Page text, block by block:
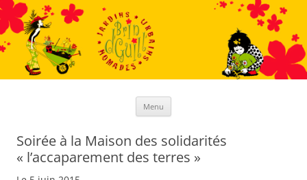
Menu
Soirée à la Maison des solidarités
« l’accaparement des terres »